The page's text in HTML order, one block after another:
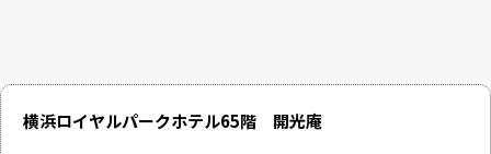
横浜ロイヤルパークホテル65階 開光庵